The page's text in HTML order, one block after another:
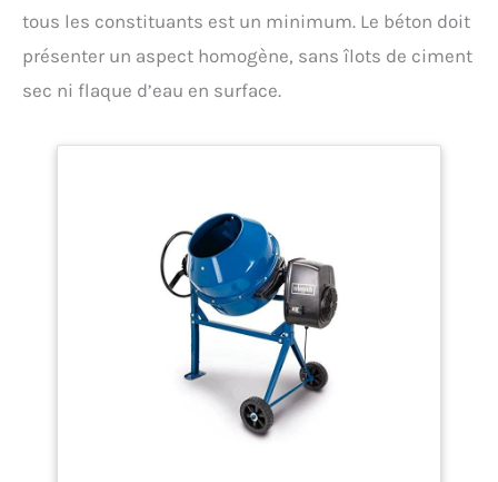
tous les constituants est un minimum. Le béton doit
présenter un aspect homogène, sans îlots de ciment
sec ni flaque d’eau en surface.